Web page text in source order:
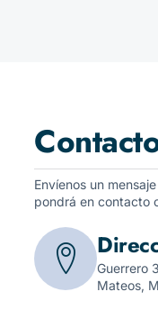
Envíenos un
pondrá en contacto
Guerrero
Mateos,